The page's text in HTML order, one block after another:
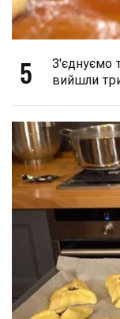
5
З'єднуємо
вийшли